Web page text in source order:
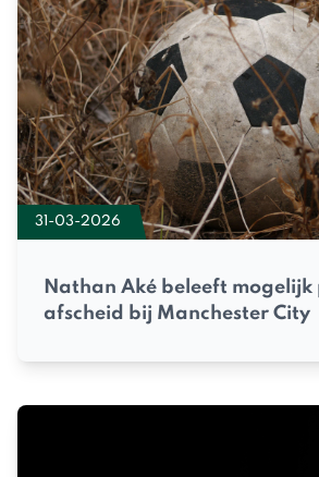
31-03-2026
Nathan Aké beleeft
afscheid bij Manchester City